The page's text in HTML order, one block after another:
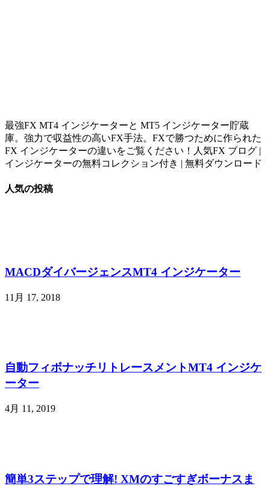
最強FX MT4 インジケーターと MT5 インジケーター貯蔵
庫。強力で収益性の高いFX手法。FXで勝つために作られた
FX インジケーターの違いをご覧ください！人気FX ブログ |
インジケーターの無料コレクション付き | 無料ダウンロード
人気の投稿
MACDダイバージェンスMT4 インジケーター
11月 17, 2018
自動フィボナッチリトレースメントMT4 インジケ
ーター
4月 11, 2019
簡単3ステップで理解! XMのすごすぎボーナスま